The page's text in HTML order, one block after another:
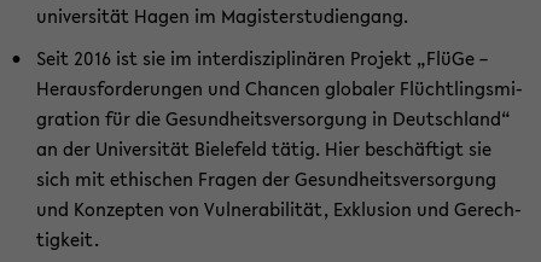
uni­ver­si­tät Hagen im Ma­gis­ter­stu­di­en­gang.
Seit 2016 ist sie im in­ter­dis­zi­pli­nä­ren Pro­jekt „FlüGe –
Her­aus­for­de­run­gen und Chan­cen glo­ba­ler Flücht­lings­mi­
gra­ti­on für die Ge­sund­heits­ver­sor­gung in Deutsch­land“
an der Uni­ver­si­tät Bie­le­feld tätig. Hier be­schäf­tigt sie
sich mit ethi­schen Fra­gen der Ge­sund­heits­ver­sor­gung
und Kon­zep­ten von Vul­nera­bi­li­tät, Ex­klu­si­on und Ge­rech­
tig­keit.